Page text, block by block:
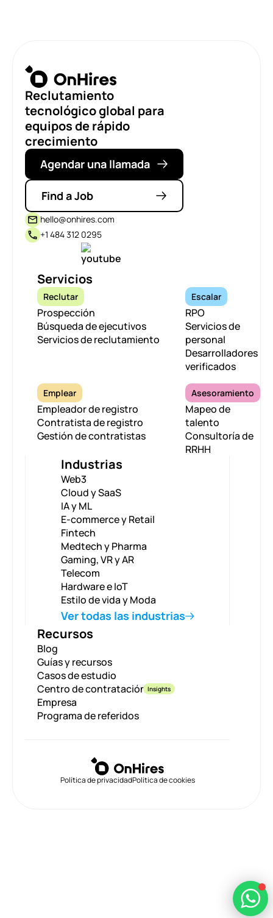
Reclutamiento
tecnológico global para
equipos de rápido
crecimiento
Agendar una llamada
Find a Job
hello@onhires.com
+1 484 312 0295
Servicios
Reclutar
Prospección
Búsqueda de ejecutivos
Servicios de reclutamiento
Escalar
RPO
Servicios de
personal
Desarrolladores
verificados
Emplear
Empleador de registro
Contratista de registro
Gestión de contratistas
Asesoramiento
Mapeo de
talento
Consultoría de
RRHH
Industrias
Web3
Cloud y SaaS
IA y ML
E-commerce y Retail
Fintech
Medtech y Pharma
Gaming, VR y AR
Telecom
Hardware e IoT
Estilo de vida y Moda
Ver todas las industrias
Recursos
Blog
Guías y recursos
Casos de estudio
Centro de contrataciónInsights
Empresa
Programa de referidos
Política de privacidadPolítica de cookies